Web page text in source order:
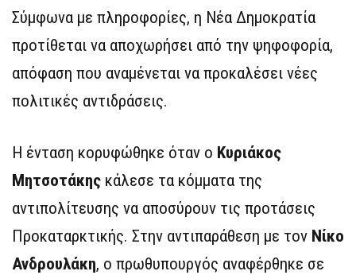
Σύμφωνα με πληροφορίες, η Νέα Δημοκρατία
προτίθεται να αποχωρήσει από την ψηφοφορία,
απόφαση που αναμένεται να προκαλέσει νέες
πολιτικές αντιδράσεις.
Η ένταση κορυφώθηκε όταν ο Κυριάκος
Μητσοτάκης κάλεσε τα κόμματα της
αντιπολίτευσης να αποσύρουν τις προτάσεις
Προκαταρκτικής. Στην αντιπαράθεση με τον Νίκο
Ανδρουλάκη, ο πρωθυπουργός αναφέρθηκε σε